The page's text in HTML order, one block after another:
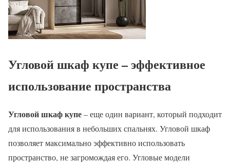
Угловой шкаф купе – эффективное
использование пространства
Угловой шкаф купе– еще один вариант, который подходит
для использования в небольших спальнях. Угловой шкаф
позволяет максимально эффективно использовать
пространство, не загромождая его. Угловые модели